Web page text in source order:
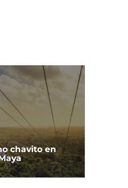
chavito en